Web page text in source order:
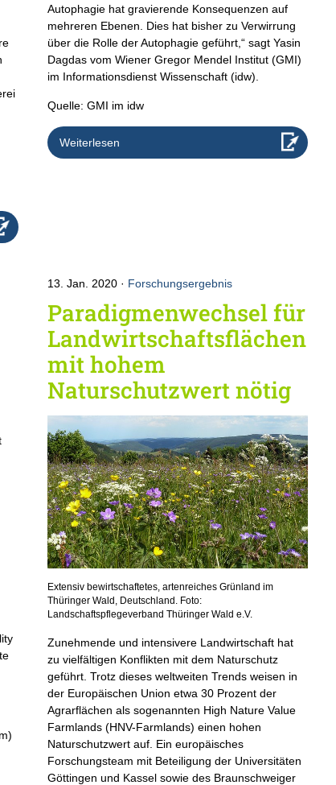
Autophagie hat gravierende Konsequenzen auf
mehreren Ebenen. Dies hat bisher zu Verwirrung
über die Rolle der Autophagie geführt,“ sagt Yasin
Dagdas vom Wiener Gregor Mendel Institut (GMI)
im Informationsdienst Wissenschaft (idw).
Quelle: GMI im idw
Weiterlesen
13. Jan. 2020 Forschungsergebnis
Paradigmenwechsel für
Landwirtschaftsflächen
mit hohem
Naturschutzwert nötig
Extensiv bewirtschaftetes, artenreiches Grünland im
Thüringer Wald, Deutschland. Foto:
Landschaftspflegeverband Thüringer Wald e.V.
Zunehmende und intensivere Landwirtschaft hat
zu vielfältigen Konflikten mit dem Naturschutz
geführt. Trotz dieses weltweiten Trends weisen in
der Europäischen Union etwa 30 Prozent der
Agrarflächen als sogenannten High Nature Value
Farmlands (HNV-Farmlands) einen hohen
Naturschutzwert auf. Ein europäisches
Forschungsteam mit Beteiligung der Universitäten
Göttingen und Kassel sowie des Braunschweiger